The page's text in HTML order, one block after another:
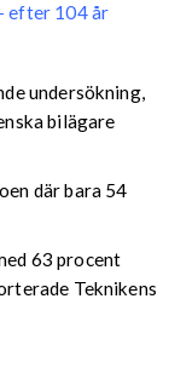
efter 104 år
undersökning,
bilägare
där bara 54
63 procent
Teknikens